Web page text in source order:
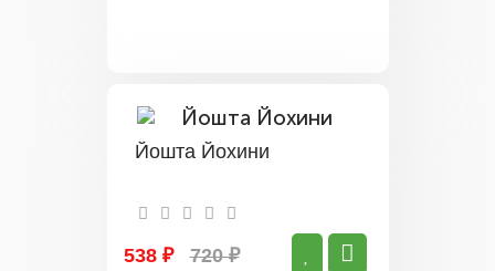
Йошта Йохини
538 ₽ 720 ₽